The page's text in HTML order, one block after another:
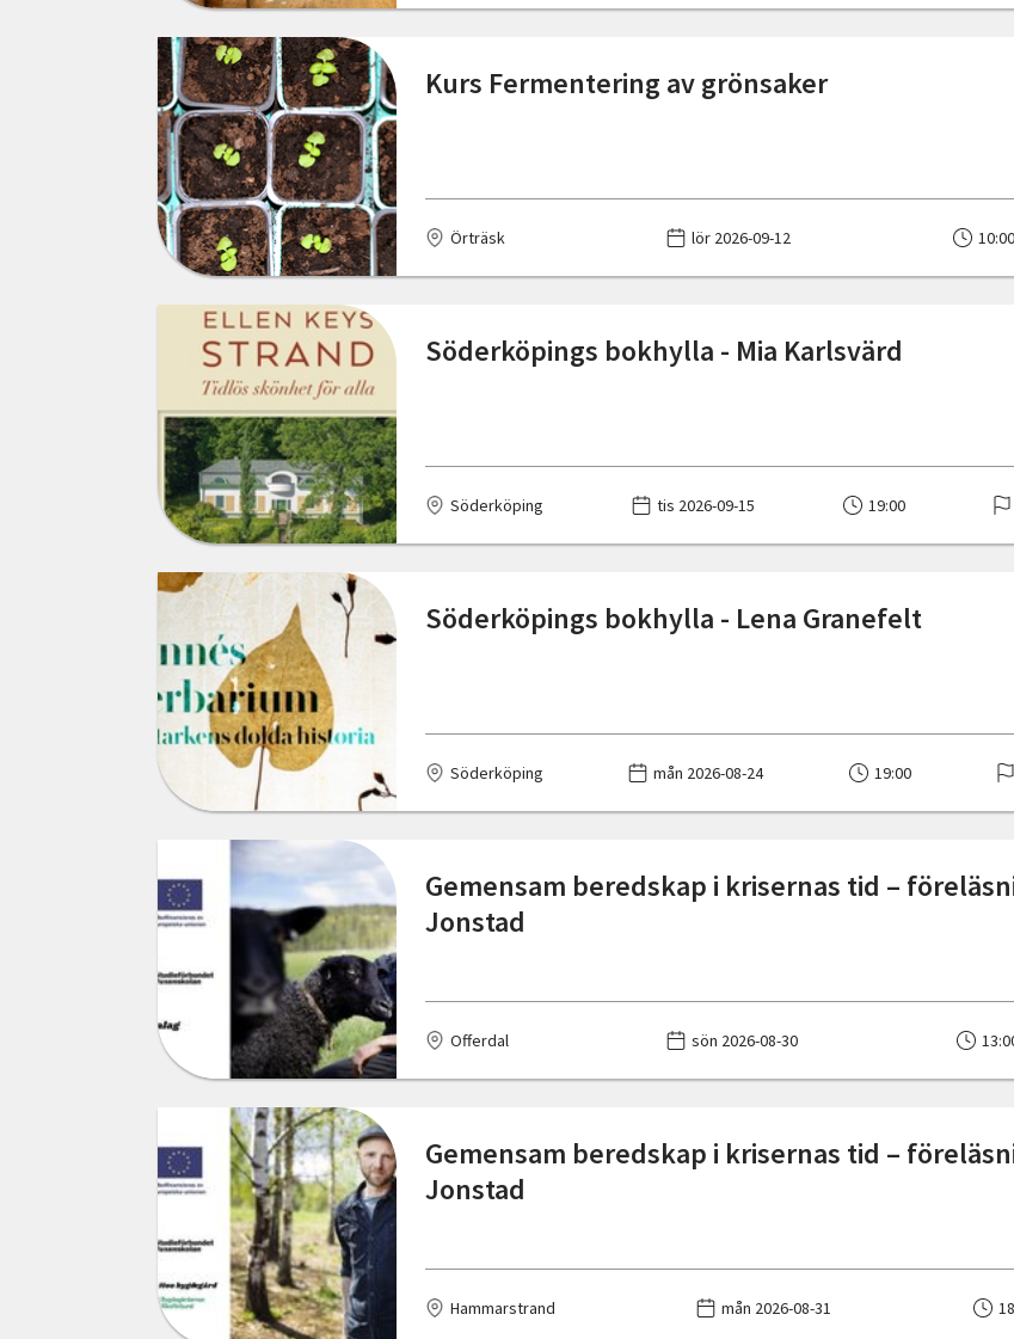
Ronneby
Rättvik
Sollebrunn
Sollefteå
Stockholm
Sundsvall
Svalöv
Svenstavik
Söderköping
Sölvesborg
Tingsryd
Tranås
Trelleborg
Trensum
Trollhättan
Tvååker
Tyresö
Vallentuna
Varberg
Vemdalen
Vislanda
Väröbacka
Västerlanda
Kurs Fermentering av grönsaker
Örträsk lör 2026-09-12 10:00
Söderköpings bokhylla - Mia Karlsvärd
Söderköping tis 2026-09-15 19:00
Söderköpings bokhylla - Lena Granefelt
Söderköping mån 2026-08-24 19:00
Gemensam beredskap i krisernas tid –
Jonstad
Offerdal sön 2026-08-30
Gemensam beredskap i krisernas tid –
Jonstad
Hammarstrand mån 2026-08-31